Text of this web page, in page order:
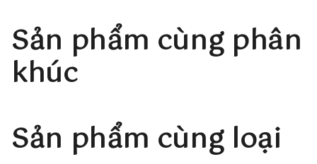
Sản phẩm cùng phân
khúc
Sản phẩm cùng loại